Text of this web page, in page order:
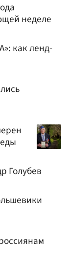
неделе
как ленд-
Голубев